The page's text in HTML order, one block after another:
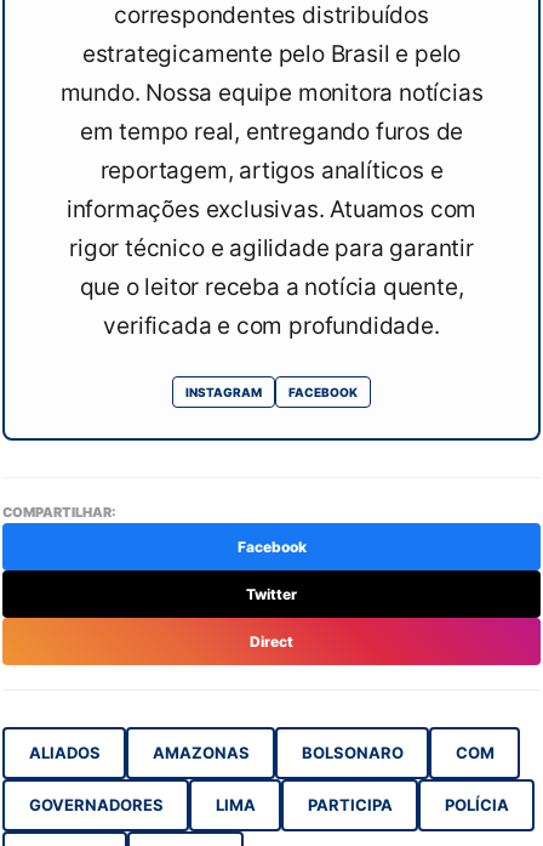
correspondentes distribuídos
estrategicamente pelo Brasil e pelo
mundo. Nossa equipe monitora notícias
em tempo real, entregando furos de
reportagem, artigos analíticos e
informações exclusivas. Atuamos com
rigor técnico e agilidade para garantir
que o leitor receba a notícia quente,
verificada e com profundidade.
INSTAGRAM FACEBOOK
COMPARTILHAR:
Facebook
Twitter
Direct
ALIADOS AMAZONAS BOLSONARO COM
GOVERNADORES LIMA PARTICIPA POLÍCIA